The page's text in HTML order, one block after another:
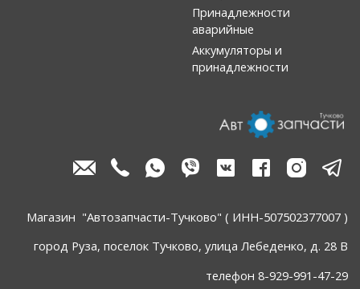
Принадлежности
аварийные
Аккумуляторы и
принадлежности
Магазин "Автозапчасти-Тучково" ( ИНН-507502377007 )
город Руза, поселок Тучково, улица Лебеденко, д. 28 В
телефон 8-929-991-47-29